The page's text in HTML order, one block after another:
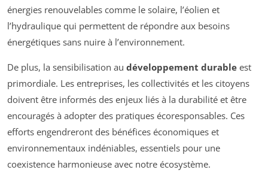
énergies renouvelables comme le solaire, l’éolien et
l’hydraulique qui permettent de répondre aux besoins
énergétiques sans nuire à l’environnement.
De plus, la sensibilisation au développement durable est
primordiale. Les entreprises, les collectivités et les citoyens
doivent être informés des enjeux liés à la durabilité et être
encouragés à adopter des pratiques écoresponsables. Ces
efforts engendreront des bénéfices économiques et
environnementaux indéniables, essentiels pour une
coexistence harmonieuse avec notre écosystème.